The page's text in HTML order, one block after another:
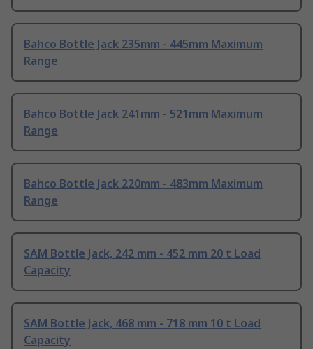
Bahco Bottle Jack 235mm - 445mm Maximum
Range
Bahco Bottle Jack 241mm - 521mm Maximum
Range
Bahco Bottle Jack 220mm - 483mm Maximum
Range
SAM Bottle Jack, 242 mm - 452 mm 20 t Load
Capacity
SAM Bottle Jack, 468 mm - 718 mm 10 t Load
Capacity